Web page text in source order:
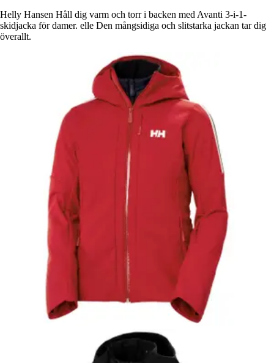
Helly Hansen Håll dig varm och torr i backen med Avanti 3-i-1-
skidjacka för damer. elle Den mångsidiga och slitstarka jackan tar dig
överallt.